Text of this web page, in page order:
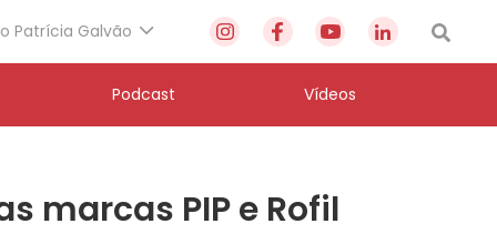
Patrícia Galvão
Podcast Vídeos
marcas PIP e Rofil